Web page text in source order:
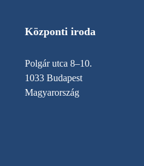
Központi iroda
Polgár utca 8–10.
1033 Budapest
Magyarország